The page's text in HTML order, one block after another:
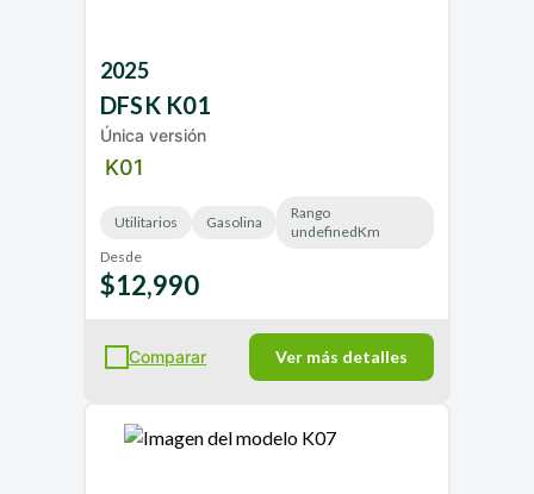
2025
DFSK K01
Única versión
K01
Utilitarios Gasolina
Rango
undefinedKm
Desde
$12,990
Comparar Ver más detalles